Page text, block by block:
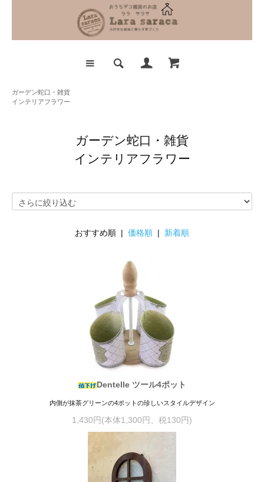
ガーデン蛇口・雑貨
インテリアフラワー
ガーデン蛇口・雑貨
インテリアフラワー
おすすめ順 | 価格順 | 新着順
Dentelle ツール4ポット
内側が抹茶グリーンの4ポットの珍しいスタイルデザイン
1,430円(本体1,300円、税130円)